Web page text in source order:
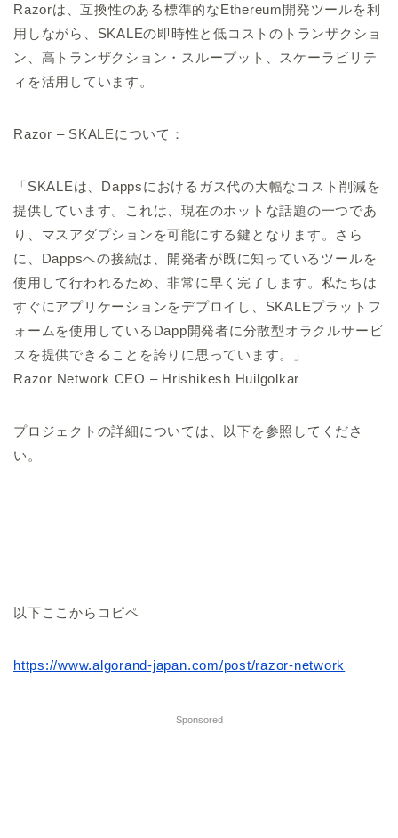
Razorは、互換性のある標準的なEthereum開発ツールを利
用しながら、SKALEの即時性と低コストのトランザクショ
ン、高トランザクション・スループット、スケーラビリテ
ィを活用しています。
Razor – SKALEについて：
「SKALEは、Dappsにおけるガス代の大幅なコスト削減を
提供しています。これは、現在のホットな話題の一つであ
り、マスアダプションを可能にする鍵となります。さら
に、Dappsへの接続は、開発者が既に知っているツールを
使用して行われるため、非常に早く完了します。私たちは
すぐにアプリケーションをデプロイし、SKALEプラットフ
ォームを使用しているDapp開発者に分散型オラクルサービ
スを提供できることを誇りに思っています。」
Razor Network CEO – Hrishikesh Huilgolkar
プロジェクトの詳細については、以下を参照してくださ
い。
以下ここからコピペ
https://www.algorand-japan.com/post/razor-network
Sponsored